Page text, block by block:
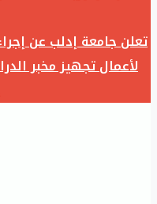
تعلن جامعة إدلب عن
لأعمال تجهيز مخبر